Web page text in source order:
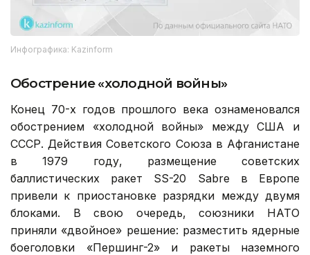
Инфографика: Kazinform
Обострение «холодной войны»
Конец 70-х годов прошлого века ознаменовался
обострением «холодной войны» между США и
СССР. Действия Советского Союза в Афганистане
в 1979 году, размещение советских
баллистических ракет SS-20 Sabre в Европе
привели к приостановке разрядки между двумя
блоками. В свою очередь, союзники НАТО
приняли «двойное» решение: разместить ядерные
боеголовки «Першинг-2» и ракеты наземного